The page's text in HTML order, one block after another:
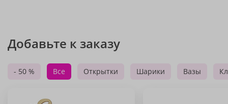
Добавьте к заказу
- 50 % Все Открытки Шарики Вазы